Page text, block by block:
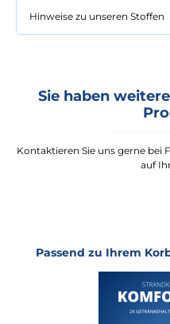
Hinweise zu unseren Stoffen
Sie haben
Kontaktieren Sie uns gerne bei
auf
Produktgalerie
Passend zu Ihrem